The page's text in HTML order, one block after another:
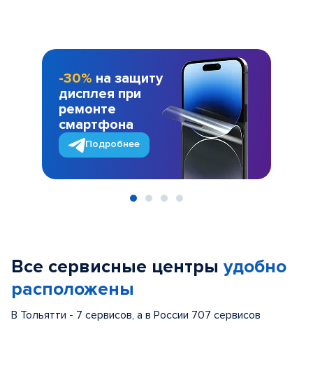
-30% на защиту
дисплея при
ремонте
смартфона
Подробнее
Все сервисные центры удобно
расположены
В Тольятти - 7 сервисов, а в России 707 сервисов